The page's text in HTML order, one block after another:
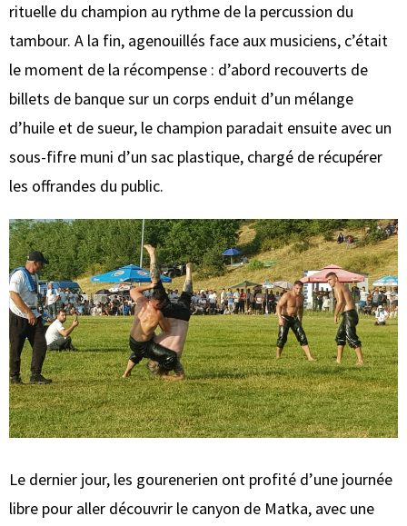
rituelle du champion au rythme de la percussion du
tambour. A la fin, agenouillés face aux musiciens, c’était
le moment de la récompense : d’abord recouverts de
billets de banque sur un corps enduit d’un mélange
d’huile et de sueur, le champion paradait ensuite avec un
sous-fifre muni d’un sac plastique, chargé de récupérer
les offrandes du public.
Le dernier jour, les gourenerien ont profité d’une journée
libre pour aller découvrir le canyon de Matka, avec une